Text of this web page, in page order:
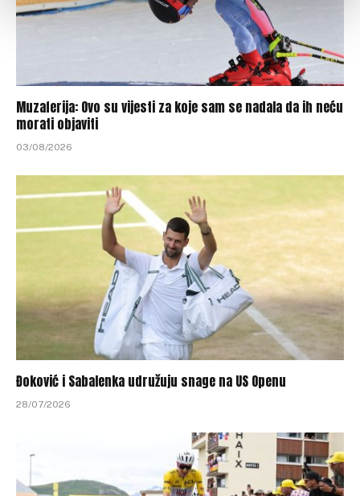
Muzaferija: Ovo su vijesti za koje sam se nadala da ih neću
morati objaviti
03/08/2026
Đoković i Sabalenka udružuju snage na US Openu
28/07/2026